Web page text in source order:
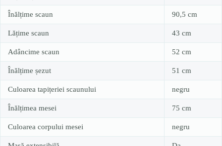
Înălțime scaun 90,5 cm
Lățime scaun 43 cm
Adâncime scaun 52 cm
Înălțime șezut 51 cm
Culoarea tapițeriei scaunului negru
Înălțimea mesei 75 cm
Culoarea corpului mesei negru